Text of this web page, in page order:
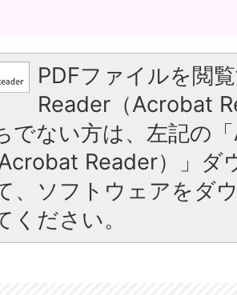
PDFファイルを閲
Reader（Acrobat
でない方は、左記の
Reader）」ダ
、ソフトウェアをダ
ください。